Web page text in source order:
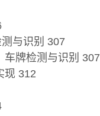
与识别 307
车牌检测与识别 307
现 312